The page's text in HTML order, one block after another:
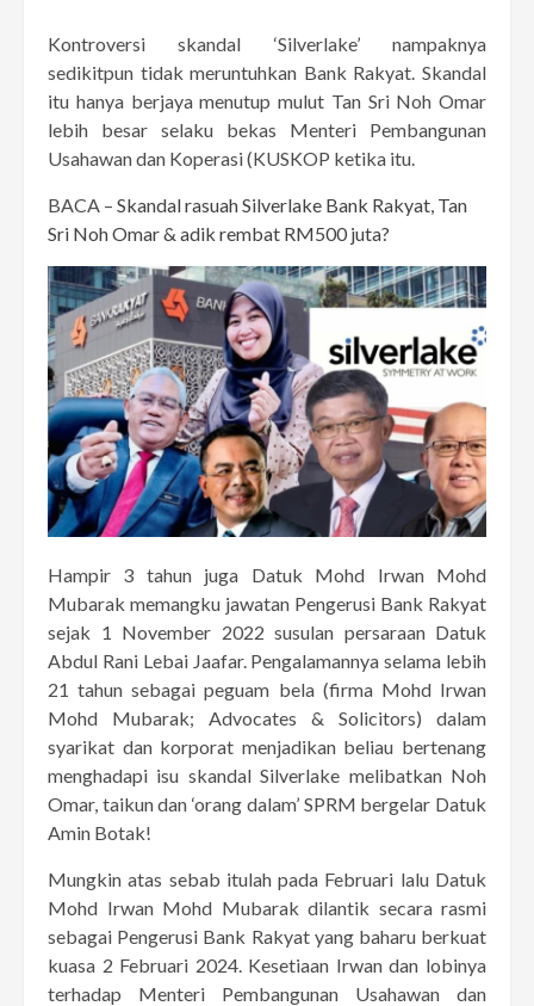
Kontroversi skandal ‘Silverlake’ nampaknya
sedikitpun tidak meruntuhkan Bank Rakyat. Skandal
itu hanya berjaya menutup mulut Tan Sri Noh Omar
lebih besar selaku bekas Menteri Pembangunan
Usahawan dan Koperasi (KUSKOP ketika itu.
BACA – Skandal rasuah Silverlake Bank Rakyat, Tan
Sri Noh Omar & adik rembat RM500 juta?
Hampir 3 tahun juga Datuk Mohd Irwan Mohd
Mubarak memangku jawatan Pengerusi Bank Rakyat
sejak 1 November 2022 susulan persaraan Datuk
Abdul Rani Lebai Jaafar. Pengalamannya selama lebih
21 tahun sebagai peguam bela (firma Mohd Irwan
Mohd Mubarak; Advocates & Solicitors) dalam
syarikat dan korporat menjadikan beliau bertenang
menghadapi isu skandal Silverlake melibatkan Noh
Omar, taikun dan ‘orang dalam’ SPRM bergelar Datuk
Amin Botak!
Mungkin atas sebab itulah pada Februari lalu Datuk
Mohd Irwan Mohd Mubarak dilantik secara rasmi
sebagai Pengerusi Bank Rakyat yang baharu berkuat
kuasa 2 Februari 2024. Kesetiaan Irwan dan lobinya
terhadap Menteri Pembangunan Usahawan dan